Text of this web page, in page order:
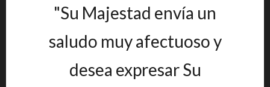
"Su Majestad envía un
saludo muy afectuoso y
desea expresar Su